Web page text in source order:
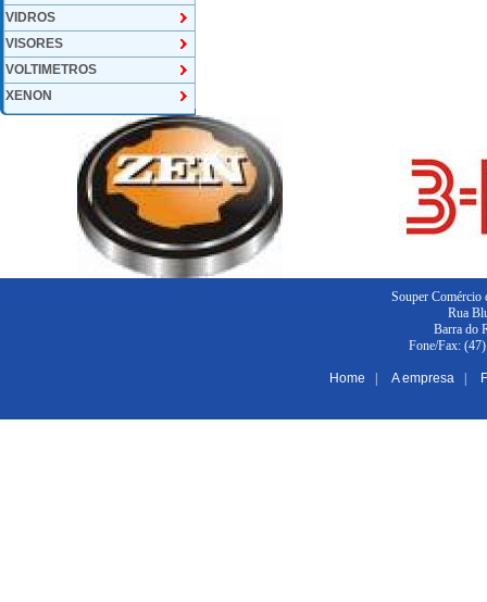
VIDROS
VISORES
VOLTIMETROS
XENON
Souper Comércio
Rua
Barra do
Fone/Fax:
Home A empresa